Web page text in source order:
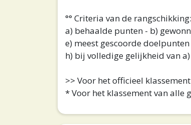
°° Criteria van de rangschikking:
a) behaalde punten - b)
e) meest gescoorde
h) bij volledige gelijkheid van
>> Voor het officieel
* Voor het klassement van alle